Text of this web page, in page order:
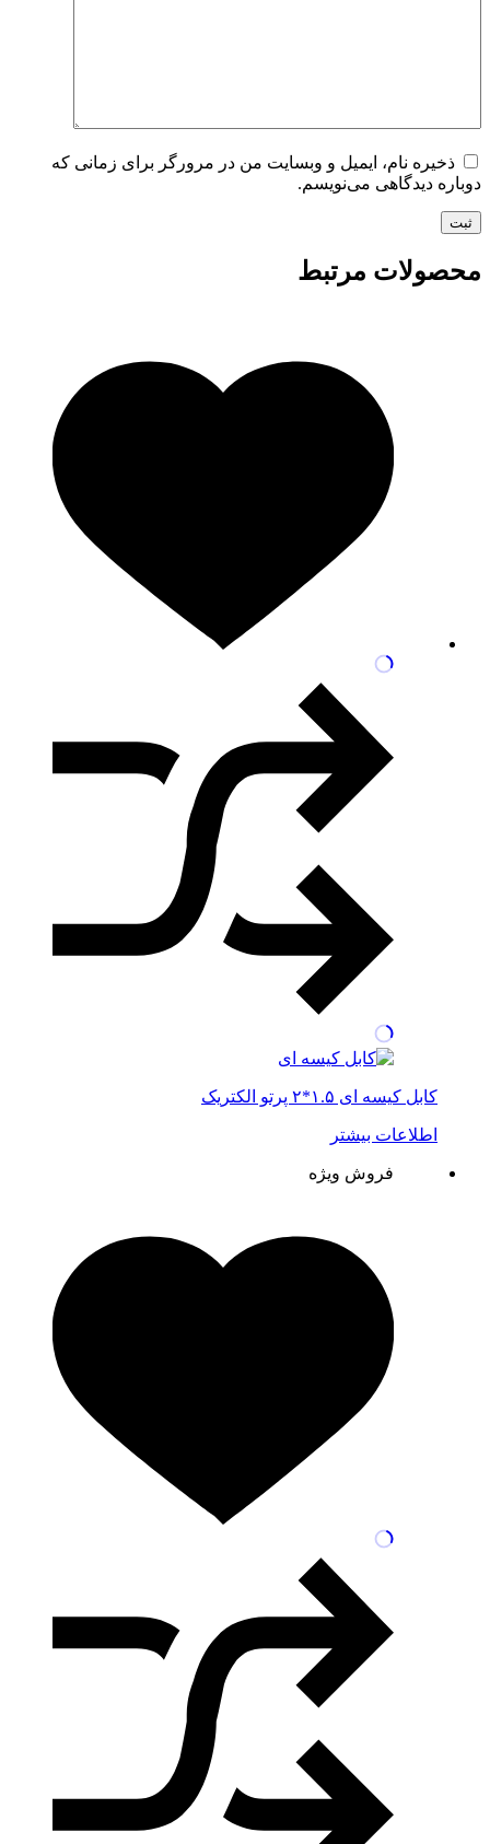
ذخیره نام، ایمیل و وبسایت من در مرورگر برای زمانی که
دوباره دیدگاهی می‌نویسم.
ثبت
محصولات مرتبط
کابل کیسه ای ۱.۵*۲ پرتو الکتریک
اطلاعات بیشتر
فروش ویژه